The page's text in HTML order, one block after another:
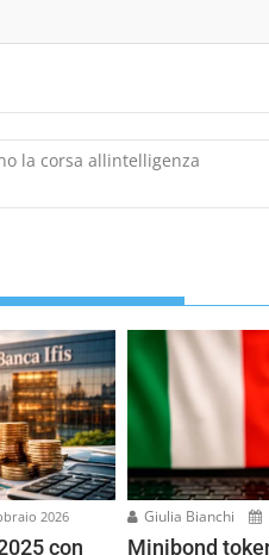
la corsa allintelligenza
2026
con
Giulia Bianchi
Minibond